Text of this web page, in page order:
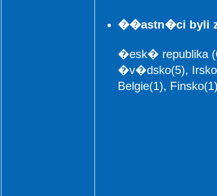
��astn�ci byli
�esk� republika
�v�dsko(5),
Belgie(1),